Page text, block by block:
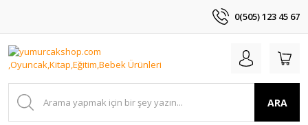
0(505) 123 45 67
ARA